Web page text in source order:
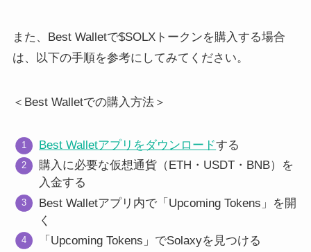
また、Best Walletで$SOLXトークンを購入する場合
は、以下の手順を参考にしてみてください。
＜Best Walletでの購入方法＞
Best Walletアプリをダウンロードする
購入に必要な仮想通貨（ETH・USDT・BNB）を
入金する
Best Walletアプリ内で「Upcoming Tokens」を開
く
「Upcoming Tokens」でSolaxyを見つける